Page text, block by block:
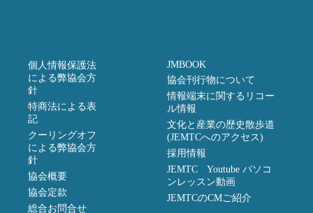
個人情報保護法
による弊協会方
針
特商法による表
記
クーリングオフ
による弊協会方
針
協会概要
協会定款
総合お問合せ
JMBOOK
協会刊行物について
情報端末に関するリコー
ル情報
文化と産業の歴史散歩道
(JEMTCへのアクセス)
採用情報
JEMTC Youtube パソコ
ンレッスン動画
JEMTCのCMご紹介